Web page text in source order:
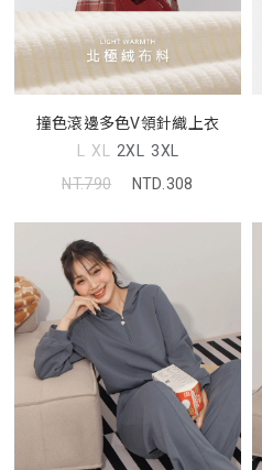
撞色滾邊多色V領針織上衣
L XL 2XL 3XL
NT.790
NTD.308